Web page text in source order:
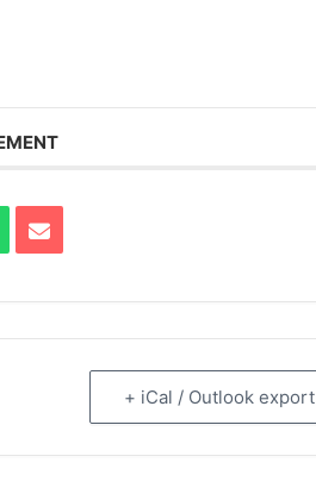
+ iCal / Outlook export